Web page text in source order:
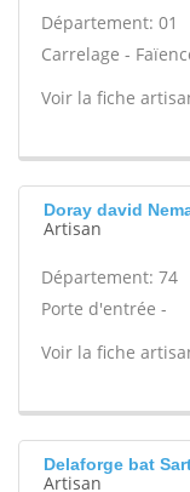
Département: 01
Carrelage -
Voir la fiche
Doray david
Artisan
Département: 74
Porte d'entrée -
Voir la fiche
Delaforge bat
Artisan